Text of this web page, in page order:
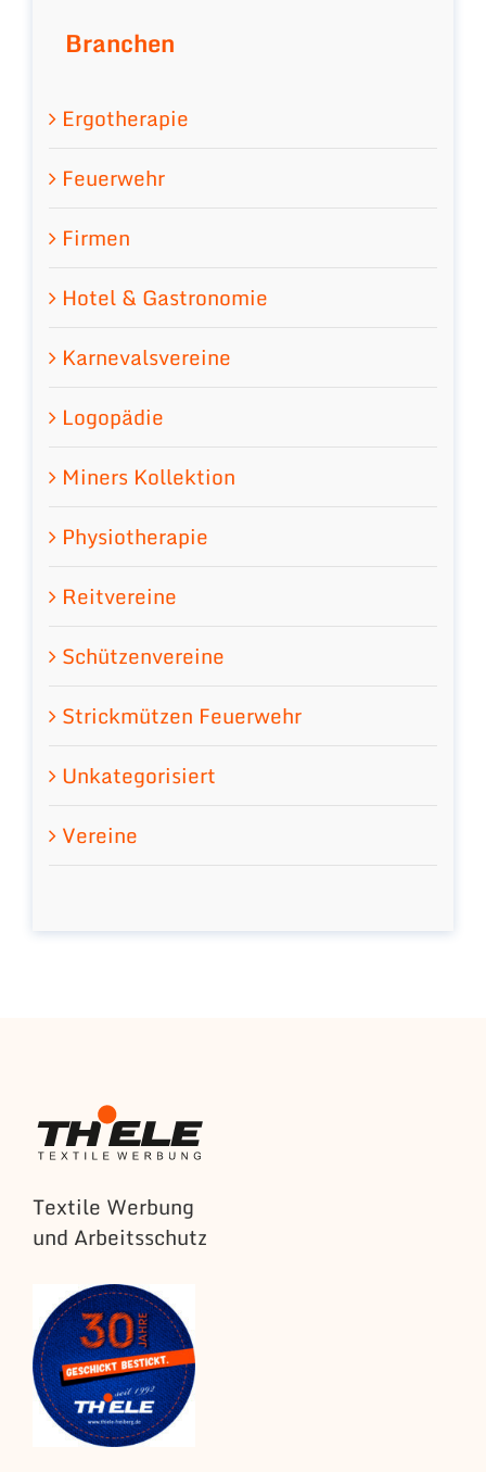
Branchen
Ergotherapie
Feuerwehr
Firmen
Hotel & Gastronomie
Karnevalsvereine
Logopädie
Miners Kollektion
Physiotherapie
Reitvereine
Schützenvereine
Strickmützen Feuerwehr
Unkategorisiert
Vereine
Textile Werbung
und Arbeitsschutz